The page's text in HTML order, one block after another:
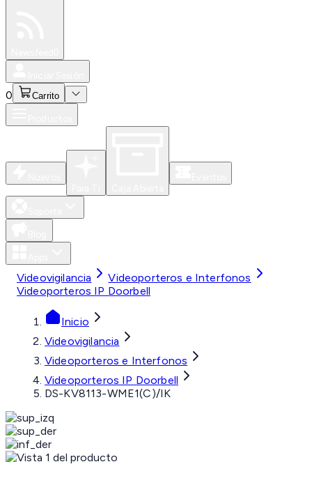
0 Carrito
Videovigilancia
Videoporteros e Interfonos
Videoporteros IP Doorbell
Inicio
Videovigilancia
Videoporteros e Interfonos
Videoporteros IP Doorbell
DS-KV8113-WME1(C)/IK